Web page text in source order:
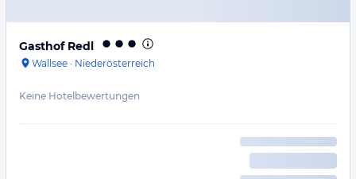
Gasthof Redl
Wallsee · Niederösterreich
Keine Hotelbewertungen